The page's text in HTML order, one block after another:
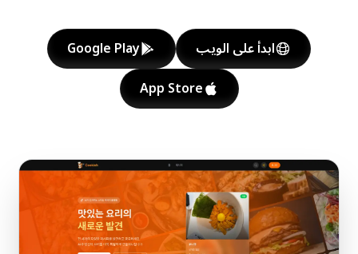
ابدأ على الويب
Google Play
App Store